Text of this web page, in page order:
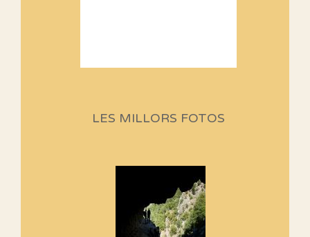
Aquí teniu la primera part de la
Si no podem caminar, alguna
Els Centpeus signen el
LES MILLORS FOTOS